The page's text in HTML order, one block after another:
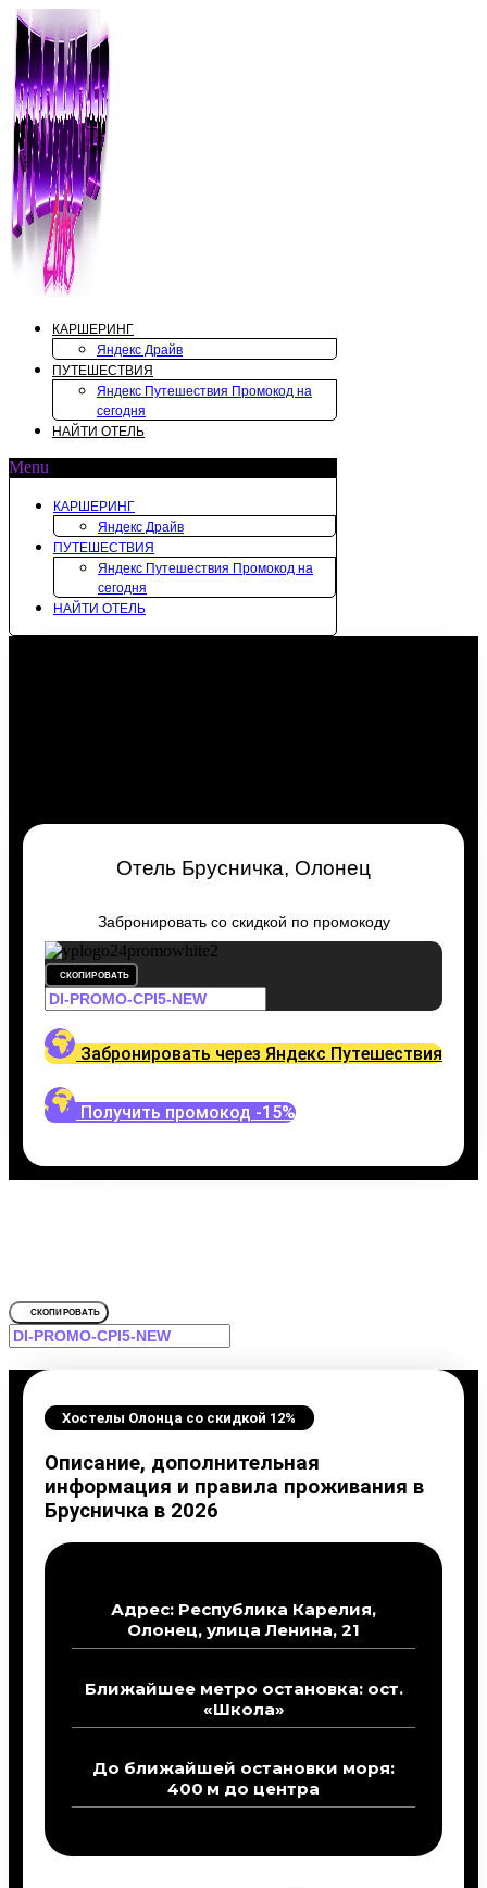
Перейти
содержимому
КАРШЕРИНГ
Яндекс Драйв
ПУТЕШЕСТВИЯ
Яндекс Путешествия Промокод на
сегодня
НАЙТИ ОТЕЛЬ
Menu
КАРШЕРИНГ
Яндекс Драйв
ПУТЕШЕСТВИЯ
Яндекс Путешествия Промокод на
сегодня
НАЙТИ ОТЕЛЬ
Отель Брусничка, Олонец
Забронировать со скидкой по промокоду
СКОПИРОВАТЬ
Забронировать через Яндекс Путешествия
Получить промокод -15%
СКОПИРОВАТЬ
Хостелы Олонца со скидкой 12%
Описание, дополнительная
информация и правила проживания в
Брусничка в 2026
Адрес: Республика Карелия,
Олонец, улица Ленина, 21
Ближайшее метро остановка: ост.
«Школа»
До ближайшей остановки моря:
400 м до центра